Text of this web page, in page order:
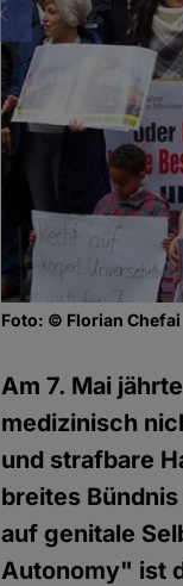
Vorheriges
Foto: © Florian Chefai
Am 7. Mai
medizinisch
und strafbare
breites
auf genitale
Autonomy" ist